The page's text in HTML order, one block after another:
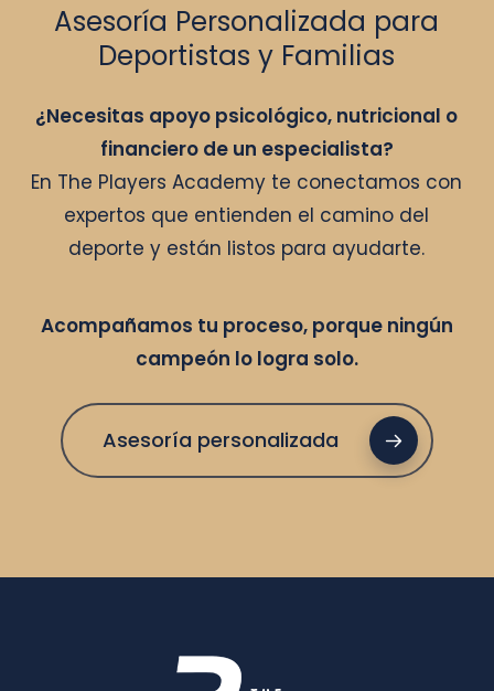
Asesoría Personalizada para
Deportistas y Familias
¿Necesitas apoyo psicológico, nutricional o
financiero de un especialista?
En The Players Academy te conectamos con
expertos que entienden el camino del
deporte y están listos para ayudarte.
Acompañamos tu proceso, porque ningún
campeón lo logra solo.
Asesoría personalizada